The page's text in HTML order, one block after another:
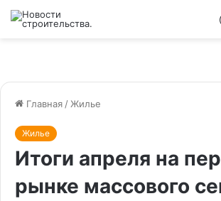
Главная / Жилье
Жилье
Итоги апреля на
рынке массового